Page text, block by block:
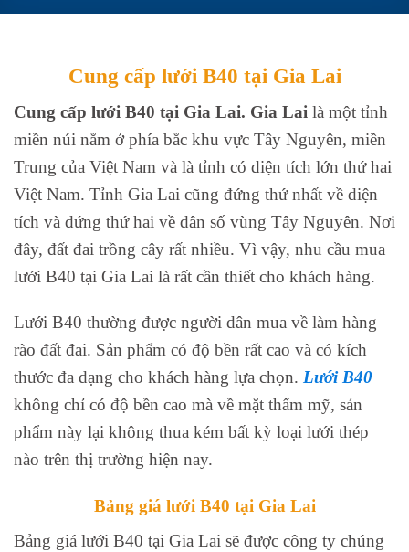
Cung cấp lưới B40 tại Gia Lai
Cung cấp lưới B40 tại Gia Lai. Gia Lai là một tỉnh
miền núi nằm ở phía bắc khu vực Tây Nguyên, miền
Trung của Việt Nam và là tỉnh có diện tích lớn thứ hai
Việt Nam. Tỉnh Gia Lai cũng đứng thứ nhất về diện
tích và đứng thứ hai về dân số vùng Tây Nguyên. Nơi
đây, đất đai trồng cây rất nhiều. Vì vậy, nhu cầu mua
lưới B40 tại Gia Lai là rất cần thiết cho khách hàng.
Lưới B40 thường được người dân mua về làm hàng
rào đất đai. Sản phẩm có độ bền rất cao và có kích
thước đa dạng cho khách hàng lựa chọn. Lưới B40
không chỉ có độ bền cao mà về mặt thẩm mỹ, sản
phẩm này lại không thua kém bất kỳ loại lưới thép
nào trên thị trường hiện nay.
Bảng giá lưới B40 tại Gia Lai
Bảng giá lưới B40 tại Gia Lai sẽ được công ty chúng